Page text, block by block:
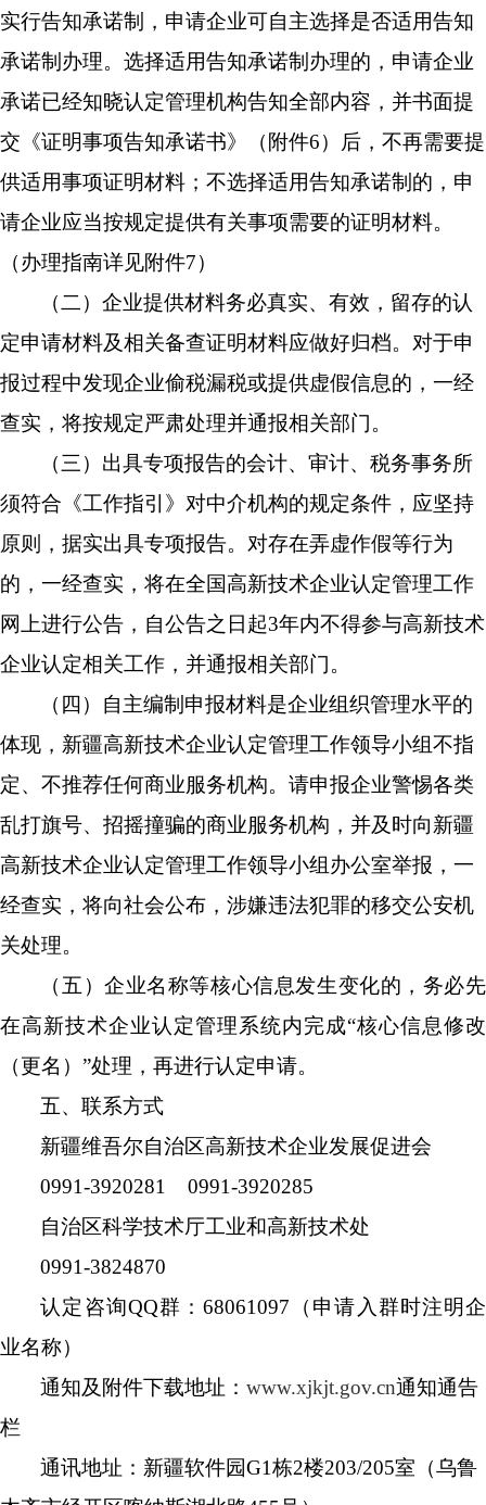
实行告知承诺制，申请企业可自主选择是否适用告知
承诺制办理。选择适用告知承诺制办理的，申请企业
承诺已经知晓认定管理机构告知全部内容，并书面提
交《证明事项告知承诺书》（附件6）后，不再需要提
供适用事项证明材料；不选择适用告知承诺制的，申
请企业应当按规定提供有关事项需要的证明材料。
（办理指南详见附件7）
（二）企业提供材料务必真实、有效，留存的认
定申请材料及相关备查证明材料应做好归档。对于申
报过程中发现企业偷税漏税或提供虚假信息的，一经
查实，将按规定严肃处理并通报相关部门。
（三 ）出具专项报告的会计、审计、税务事务所
须符合《工作指引》对中介机构的规定条件，应坚持
原则，据实出具专项报告。对存在弄虚作假等行为
的，一经查实，将在全国高新技术企业认定管理工作
网上进行公告，自公告之日起3年内不得参与高新技术
企业认定相关工作，并通报相关部门。
（ 四 ）自主编制申报材料是企业组织管理水平的
体现，新疆高新技术企业认定管理工作领导小组不指
定、不推荐任何商业服务机构。请申报企业警惕各类
乱打旗号、招摇撞骗的商业服务机构，并及时向新疆
高新技术企业认定管理工作领导小组办公室举报，一
经查实，将向社会公布，涉嫌违法犯罪的移交公安机
关处理。
（ 五 ）企业名称等核心信息发生变化的，务必先
在高新技术企业认定管理系统内完成“核心信息修改
（更名） ”处理，再进行认定申请。
五、联系方式
新疆维吾尔自治区高新技术企业发展促进会
0991-3920281 0991-3920285
自治区科学技术厅工业和高新技术处
0991-3824870
认 定咨询QQ群：68061097 （申请入群时注明企
业名称）
通知及附件下载地址：www.xjkjt.gov.cn通知通告
栏
通讯地址： 新疆软件园G1栋2楼203/205室 （乌鲁